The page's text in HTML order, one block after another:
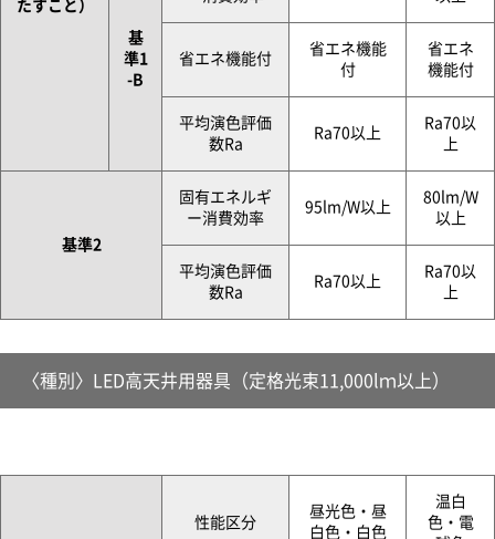
たすこと）
基
準1
-B
省エネ機能付
省エネ機能
付
省エネ
機能付
平均演色評価
数Ra
Ra70以上
Ra70以
上
基準2
固有エネルギ
ー消費効率
95lm/W以上
80lm/W
以上
平均演色評価
数Ra
Ra70以上
Ra70以
上
〈種別〉LED高天井用器具（定格光束11,000lｍ以上）
性能区分
昼光色・昼
白色・白色
温白
色・電